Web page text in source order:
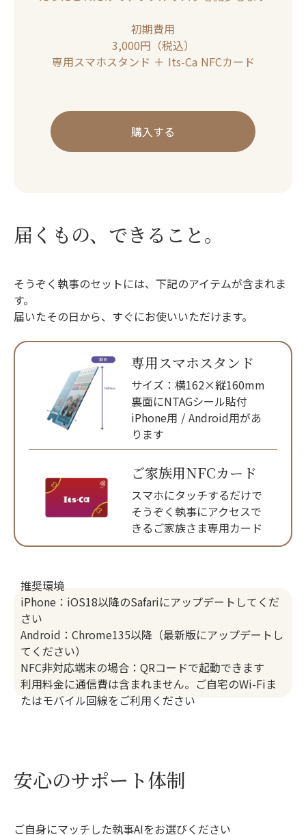
初期費用
3,000円（税込）
専用スマホスタンド ＋ Its-Ca NFCカード
購入する
届くもの、できること。
そうぞく執事のセットには、下記のアイテムが含まれま
す。
届いたその日から、すぐにお使いいただけます。
専用スマホスタンド
サイズ：横162×縦160mm
裏面にNTAGシール貼付
iPhone用 / Android用があ
ります
ご家族用NFCカード
スマホにタッチするだけで
そうぞく執事にアクセスで
きるご家族さま専用カード
推奨環境
iPhone：iOS18以降のSafariにアップデートしてくだ
さい
Android：Chrome135以降（最新版にアップデートし
てください）
NFC非対応端末の場合：QRコードで起動できます
利用料金に通信費は含まれません。ご自宅のWi-Fiま
たはモバイル回線をご利用ください
安心のサポート体制
ご自身にマッチした執事AIをお選びください